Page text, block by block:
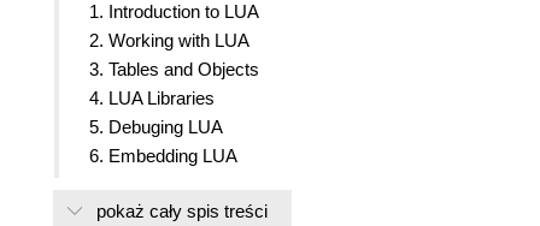
1. Introduction to LUA
2. Working with LUA
3. Tables and Objects
4. LUA Libraries
5. Debuging LUA
6. Embedding LUA
8. Next Steps
pokaż cały spis treści